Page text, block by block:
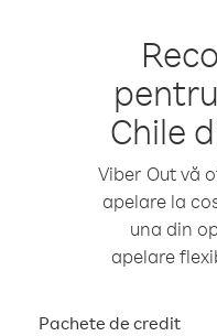
Chile
Viber Out vă
apelare la
una din
apelare
Pachete de credit